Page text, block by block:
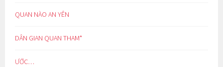
QUAN NÀO AN YÊN
DÂN GIAN QUAN THAM*
ƯỚC…